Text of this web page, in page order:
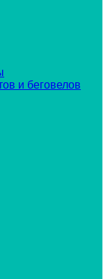
и беговелов